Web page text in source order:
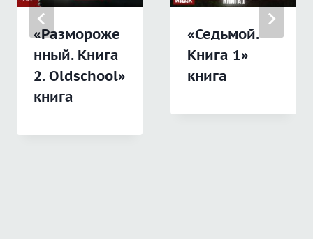
«Размороже
нный. Книга
2. Oldschool»
книга
«Седьмой.
Книга 1»
книга